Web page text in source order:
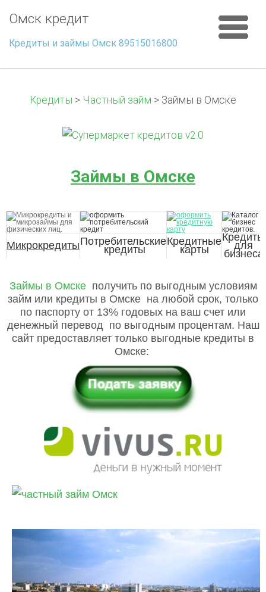
Омск кредит
Кредиты и займы Омск 89515016800
Кредиты > Частный займ > Займы в Омске
Займы в Омске
МикрокредитыПотребительские
кредиты
Кредитные
карты
Кредиты
для
бизнеса
Займы в Омске получить по выгодным условиям
займ или кредиты в Омске на любой срок, только
по паспорту от 13% годовых на ваш счет или
денежный перевод по выгодным процентам. Наш
сайт предоставляет только выгодные кредиты в
Омске: